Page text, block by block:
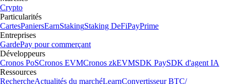
Crypto
Particularités
CartesPaniersEarnStakingStaking DeFiPayPrime
Entreprises
GardePay pour commerçant
Développeurs
Cronos PoSCronos EVMCronos zkEVMSDK PaySDK d'agent IA
Ressources
RechercheActualités du marchéLearnConvertisseur BTC/